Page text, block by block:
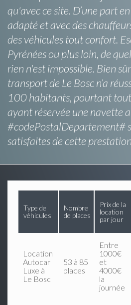
qu'avec ce site. D’une part
adapté et avec des
des véhicules tout confort.
Pyrénées ou plus loin, de
rien n'est impossible. Bien
transport de Le Bosc n’a
100 habitants, pourtant
ayant réservée une navette
#codePostalDepartement#
satisfaites de cette
Type de
véhicules
Nombre
de places
Prix de la
location
par jour
Location
Autocar
Luxe à
Le Bosc
53 à 85
places
Entre
1000€
et
4000€
la
journée